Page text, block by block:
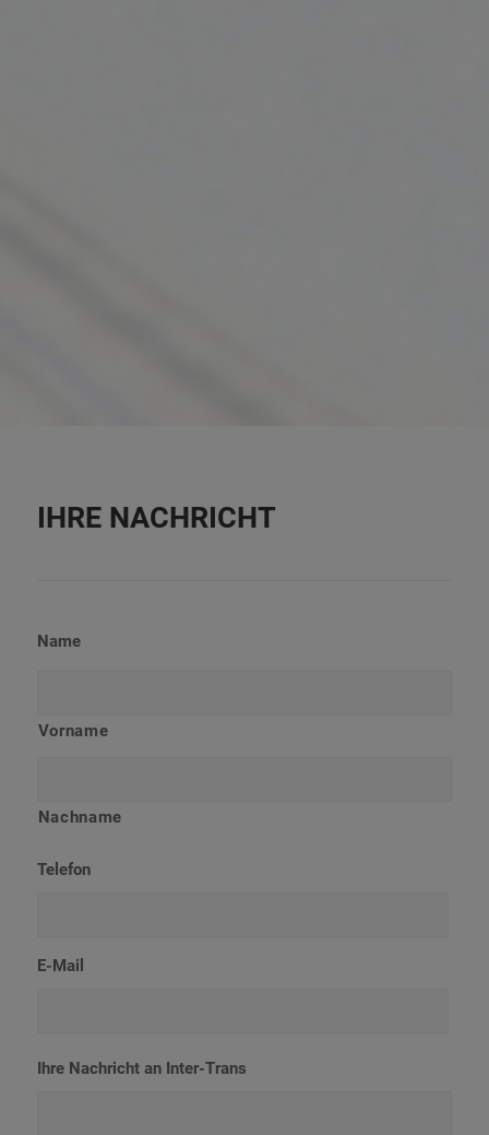
IHRE NACHRICHT
Name
Vorname
Nachname
Telefon
E-Mail
Ihre Nachricht an Inter-Trans